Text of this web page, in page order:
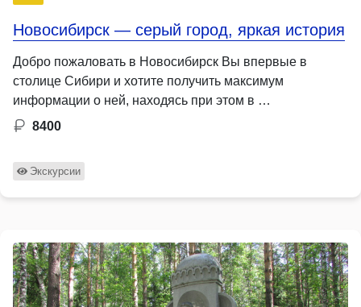
Новосибирск — серый город, яркая история
Добро пожаловать в Новосибирск Вы впервые в
столице Сибири и хотите получить максимум
информации о ней, находясь при этом в …
8400
Экскурсии